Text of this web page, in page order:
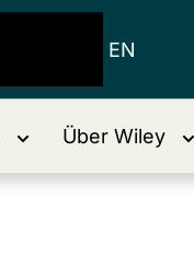
EN
Über Wiley